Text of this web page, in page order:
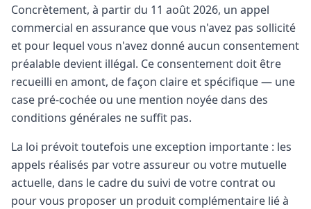
Concrètement, à partir du 11 août 2026, un appel
commercial en assurance que vous n'avez pas sollicité
et pour lequel vous n'avez donné aucun consentement
préalable devient illégal. Ce consentement doit être
recueilli en amont, de façon claire et spécifique — une
case pré-cochée ou une mention noyée dans des
conditions générales ne suffit pas.
La loi prévoit toutefois une exception importante : les
appels réalisés par votre assureur ou votre mutuelle
actuelle, dans le cadre du suivi de votre contrat ou
pour vous proposer un produit complémentaire lié à